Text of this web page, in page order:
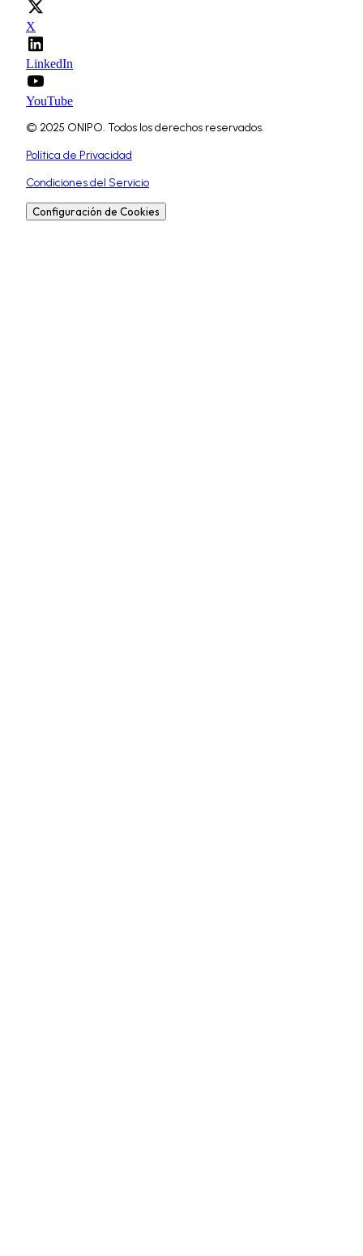
X
LinkedIn
YouTube
© 2025 ONIPO. Todos los derechos reservados.
Política de Privacidad
Condiciones del Servicio
Configuración de Cookies